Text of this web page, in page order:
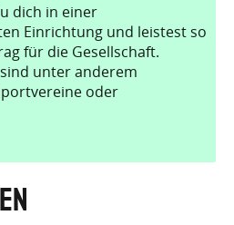
dich in einer
Einrichtung und leistest so
für die Gesellschaft.
unter anderem
oder